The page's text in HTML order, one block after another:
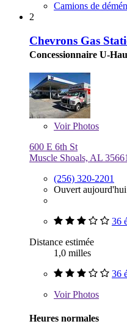
Camions de
2
Chevrons Gas
Concessionnaire U-
VoirPhotos
600 E 6th St
Muscle Shoals, AL 35661
(256) 320-2201
Ouvert
36
Distance estimée
1,0 milles
36
VoirPhotos
Heures normales